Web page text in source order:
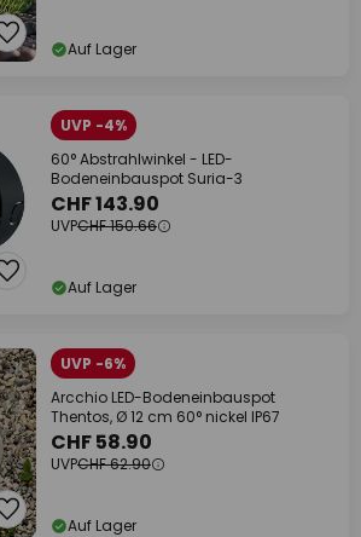
Auf Lager
UVP -4%
60° Abstrahlwinkel - LED-
Bodeneinbauspot Suria-3
CHF 143.90
UVPCHF 150.66
Auf Lager
UVP -6%
Arcchio LED-Bodeneinbauspot
Thentos, Ø 12 cm 60° nickel IP67
CHF 58.90
UVPCHF 62.90
Auf Lager